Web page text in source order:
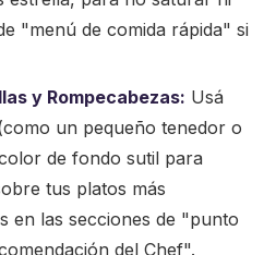
"menú de comida rápida" si
y Rompecabezas: Usá
un pequeño tenedor o
de fondo sutil para
tus platos más
en las secciones de "punto
del Chef".